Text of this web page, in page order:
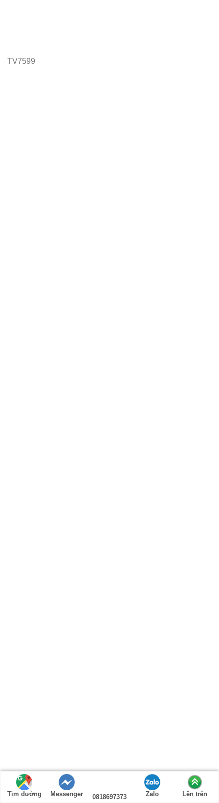
TV7599
Tìm đường Messenger 0818697373 Zalo Lên trên